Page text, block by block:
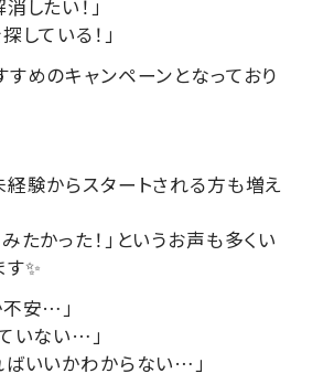
したい！」
している！」
めのキャンペーンとなっており
経験からスタートされる方も増え
たかった！」というお声も多くい
✨
不安…」
いない…」
ばいいかわからない…」